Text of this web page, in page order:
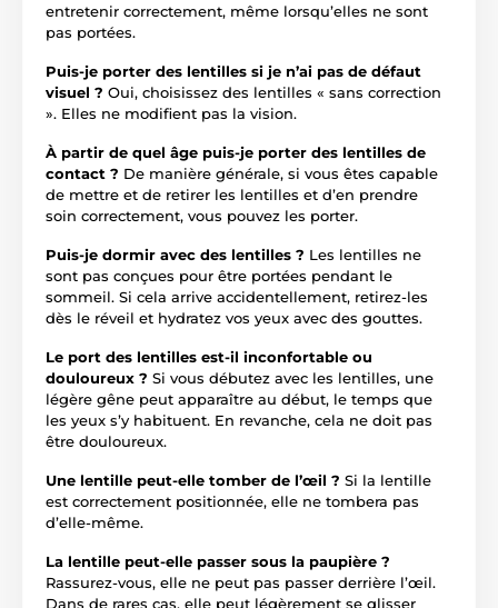
entretenir correctement, même lorsqu’elles ne sont
pas portées.
Puis-je porter des lentilles si je n’ai pas de défaut
visuel ? Oui, choisissez des lentilles « sans correction
». Elles ne modifient pas la vision.
À partir de quel âge puis-je porter des lentilles de
contact ? De manière générale, si vous êtes capable
de mettre et de retirer les lentilles et d’en prendre
soin correctement, vous pouvez les porter.
Puis-je dormir avec des lentilles ? Les lentilles ne
sont pas conçues pour être portées pendant le
sommeil. Si cela arrive accidentellement, retirez-les
dès le réveil et hydratez vos yeux avec des gouttes.
Le port des lentilles est-il inconfortable ou
douloureux ? Si vous débutez avec les lentilles, une
légère gêne peut apparaître au début, le temps que
les yeux s’y habituent. En revanche, cela ne doit pas
être douloureux.
Une lentille peut-elle tomber de l’œil ? Si la lentille
est correctement positionnée, elle ne tombera pas
d’elle-même.
La lentille peut-elle passer sous la paupière ?
Rassurez-vous, elle ne peut pas passer derrière l’œil.
Dans de rares cas, elle peut légèrement se glisser